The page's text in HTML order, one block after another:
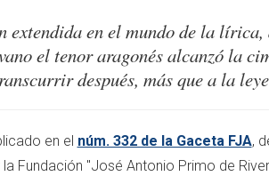
extendida en el mundo de la
el tenor aragonés alcanzó la
después, más que a la
en el núm. 332 de la Gaceta FJA,
la Fundación "José Antonio Primo de